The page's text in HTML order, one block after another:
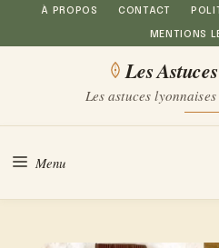
Aller
au
À PROPOS CONTACT
MENTIONS
Les
Les astuces
Menu